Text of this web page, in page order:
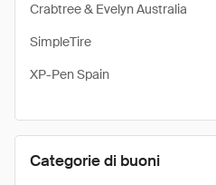
Crabtree & Evelyn Australia
SimpleTire
XP-Pen Spain
Categorie di buoni